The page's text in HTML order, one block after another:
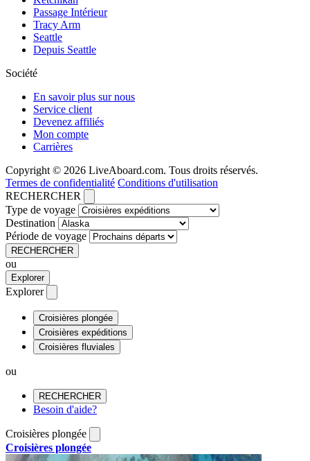
Passage Intérieur
Tracy Arm
Seattle
Depuis Seattle
Société
En savoir plus sur nous
Service client
Devenez affiliés
Mon compte
Carrières
Copyright © 2026 LiveAboard.com. Tous droits réservés.
Termes de confidentialité Conditions d'utilisation
RECHERCHER
Type de voyage
Destination
Période de voyage
RECHERCHER
ou
Explorer
Explorer
Croisières plongée
Croisières expéditions
Croisières fluviales
ou
RECHERCHER
Besoin d'aide?
Croisières plongée
Croisières plongée